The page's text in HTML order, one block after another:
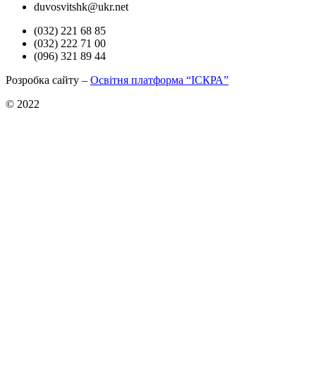
duvosvitshk@ukr.net
(032) 221 68 85
(032) 222 71 00
(096) 321 89 44
Розробка сайту – Освітня платформа “ІСКРА”
© 2022